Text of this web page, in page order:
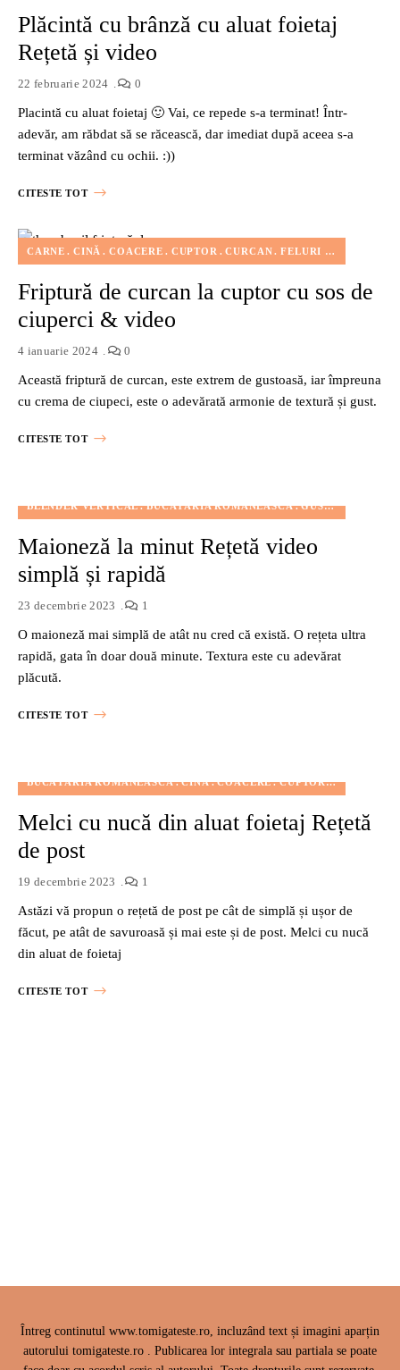
Plăcintă cu brânză cu aluat foietaj
Rețetă și video
22 februarie 2024 0
Placintă cu aluat foietaj 🙂 Vai, ce repede s-a terminat! Într-
adevăr, am răbdat să se răcească, dar imediat după aceea s-a
terminat văzând cu ochii. :))
CITESTE TOT
CARNE CINĂ COACERE CUPTOR CURCAN FELURI DE MÂNCARE
Friptură de curcan la cuptor cu sos de
ciuperci & video
4 ianuarie 2024 0
Această friptură de curcan, este extrem de gustoasă, iar împreuna
cu crema de ciupeci, este o adevărată armonie de textură și gust.
CITESTE TOT
BLENDER VERTICAL BUCĂTĂRIA ROMÂNEASCĂ GUSTĂRI
Maioneză la minut Rețetă video
simplă și rapidă
23 decembrie 2023 1
O maioneză mai simplă de atât nu cred că există. O rețeta ultra
rapidă, gata în doar două minute. Textura este cu adevărat
plăcută.
CITESTE TOT
BUCĂTĂRIA ROMÂNEASCĂ CINĂ COACERE CUPTOR DESERT
Melci cu nucă din aluat foietaj Rețetă
de post
19 decembrie 2023 1
Astăzi vă propun o rețetă de post pe cât de simplă și ușor de
făcut, pe atât de savuroasă și mai este și de post. Melci cu nucă
din aluat de foietaj
CITESTE TOT
Întreg continutul www.tomigateste.ro, incluzând text și imagini aparțin
autorului tomigateste.ro . Publicarea lor integrala sau partiala se poate